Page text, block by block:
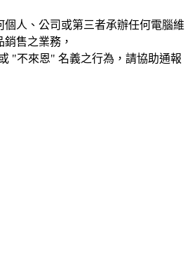
人、公司或第三者承辦任何電腦維
售之業務，
"不來恩" 名義之行為，請協助通報